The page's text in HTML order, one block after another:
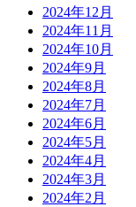
2024年12月
2024年11月
2024年10月
2024年9月
2024年8月
2024年7月
2024年6月
2024年5月
2024年4月
2024年3月
2024年2月